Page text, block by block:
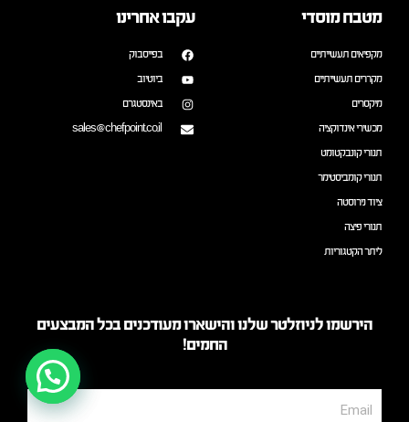
מטבח מוסדי
מקפיאים תעשייתיים
מקררים תעשייתיים
מיקסרים
מכשירי אינדוקציה
תנורי קונבקטומט
תנורי קומביסטימר
ציוד נירוסטה
תנורי פיצה
ליתר הקטגוריות
עקבו אחרינו
בפייסבוק
ביוטיוב
באינסטגרם
sales@chefpoint.co.il
הירשמו לניוזלטר שלנו והישארו מעודכנים בכל המבצעים
החמים!